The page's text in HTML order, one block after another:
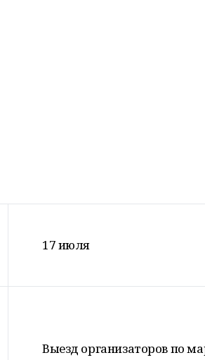
17 июля
Выезд организаторов по